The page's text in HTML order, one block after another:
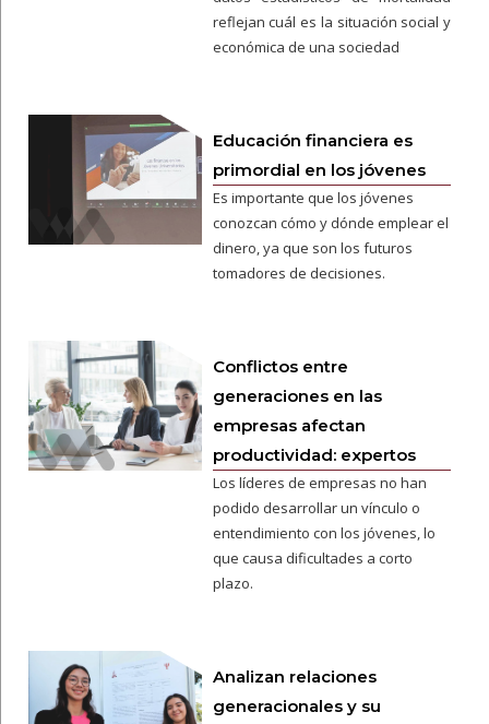
reflejan cuál es la situación social y
económica de una sociedad
Educación financiera es
primordial en los jóvenes
Es importante que los jóvenes
conozcan cómo y dónde emplear el
dinero, ya que son los futuros
tomadores de decisiones.
Conflictos entre
generaciones en las
empresas afectan
productividad: expertos
Los líderes de empresas no han
podido desarrollar un vínculo o
entendimiento con los jóvenes, lo
que causa dificultades a corto
plazo.
Analizan relaciones
generacionales y su